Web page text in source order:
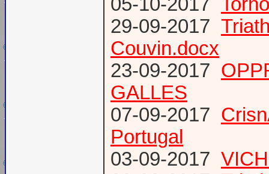
29-09-2017
Couvin.docx
23-09-2017
GALLES
07-09-2017
Portugal
03-09-2017